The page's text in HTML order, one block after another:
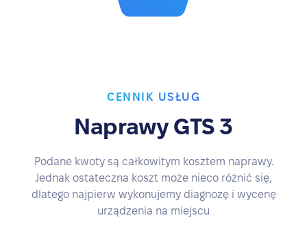
CENNIK USŁUG
Naprawy GTS 3
Podane kwoty są całkowitym kosztem naprawy.
Jednak ostateczna koszt może nieco różnić się,
dlatego najpierw wykonujemy diagnozę i wycenę
urządzenia na miejscu